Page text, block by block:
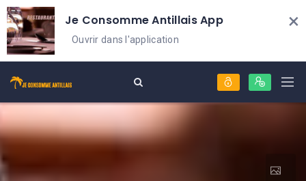
Je Consomme Antillais App
Ouvrir dans l'application
×